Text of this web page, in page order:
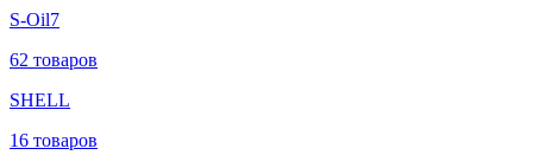
S-Oil7
62 товаров
SHELL
16 товаров